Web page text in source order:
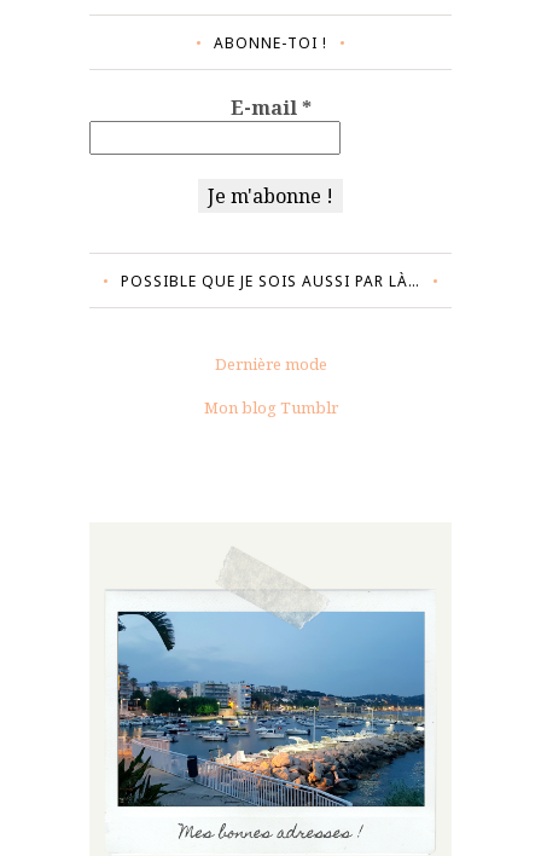
ABONNE-TOI !
E-mail*
POSSIBLE QUE JE SOIS AUSSI PAR LÀ…
Dernière mode
Mon blog Tumblr